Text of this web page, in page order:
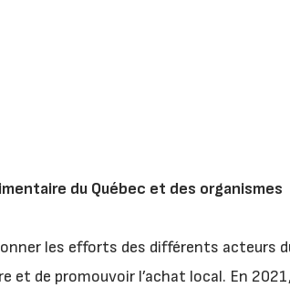
du Québec et des organismes
les efforts des différents acteurs
et de promouvoir l’achat local. En